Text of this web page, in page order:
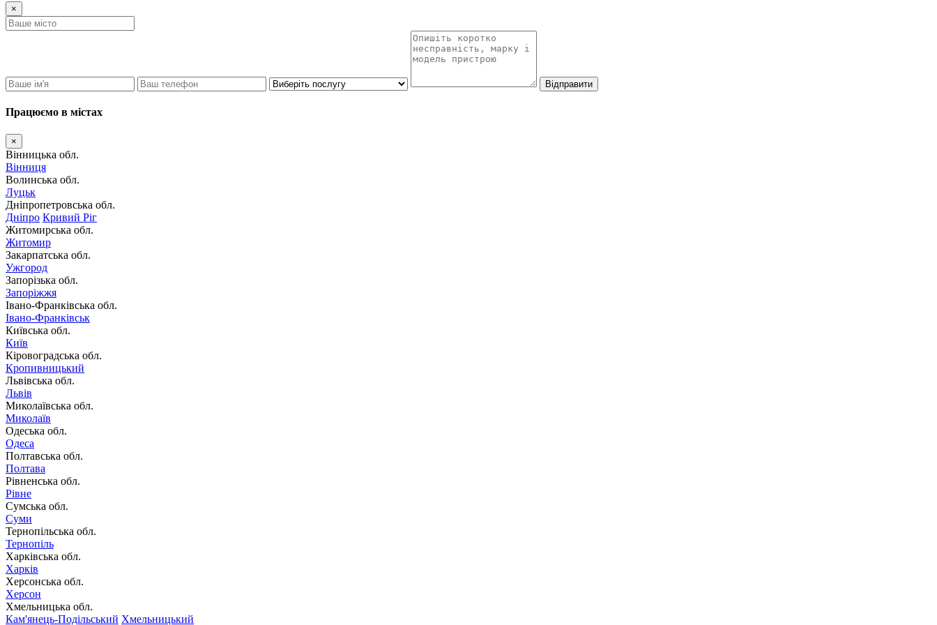
×
Відправити
Працюємо в містах
×
Вінницька обл.
Вінниця
Волинська обл.
Луцьк
Дніпропетровська обл.
Дніпро Кривий Ріг
Житомирська обл.
Житомир
Закарпатська обл.
Ужгород
Запорізька обл.
Запоріжжя
Івано-Франківська обл.
Івано-Франківськ
Київська обл.
Київ
Кіровоградська обл.
Кропивницький
Львівська обл.
Львів
Миколаївська обл.
Миколаїв
Одеська обл.
Одеса
Полтавська обл.
Полтава
Рівненська обл.
Рівне
Сумська обл.
Суми
Тернопільська обл.
Тернопіль
Харківська обл.
Харків
Херсонська обл.
Херсон
Хмельницька обл.
Кам'янець-Подільський Хмельницький